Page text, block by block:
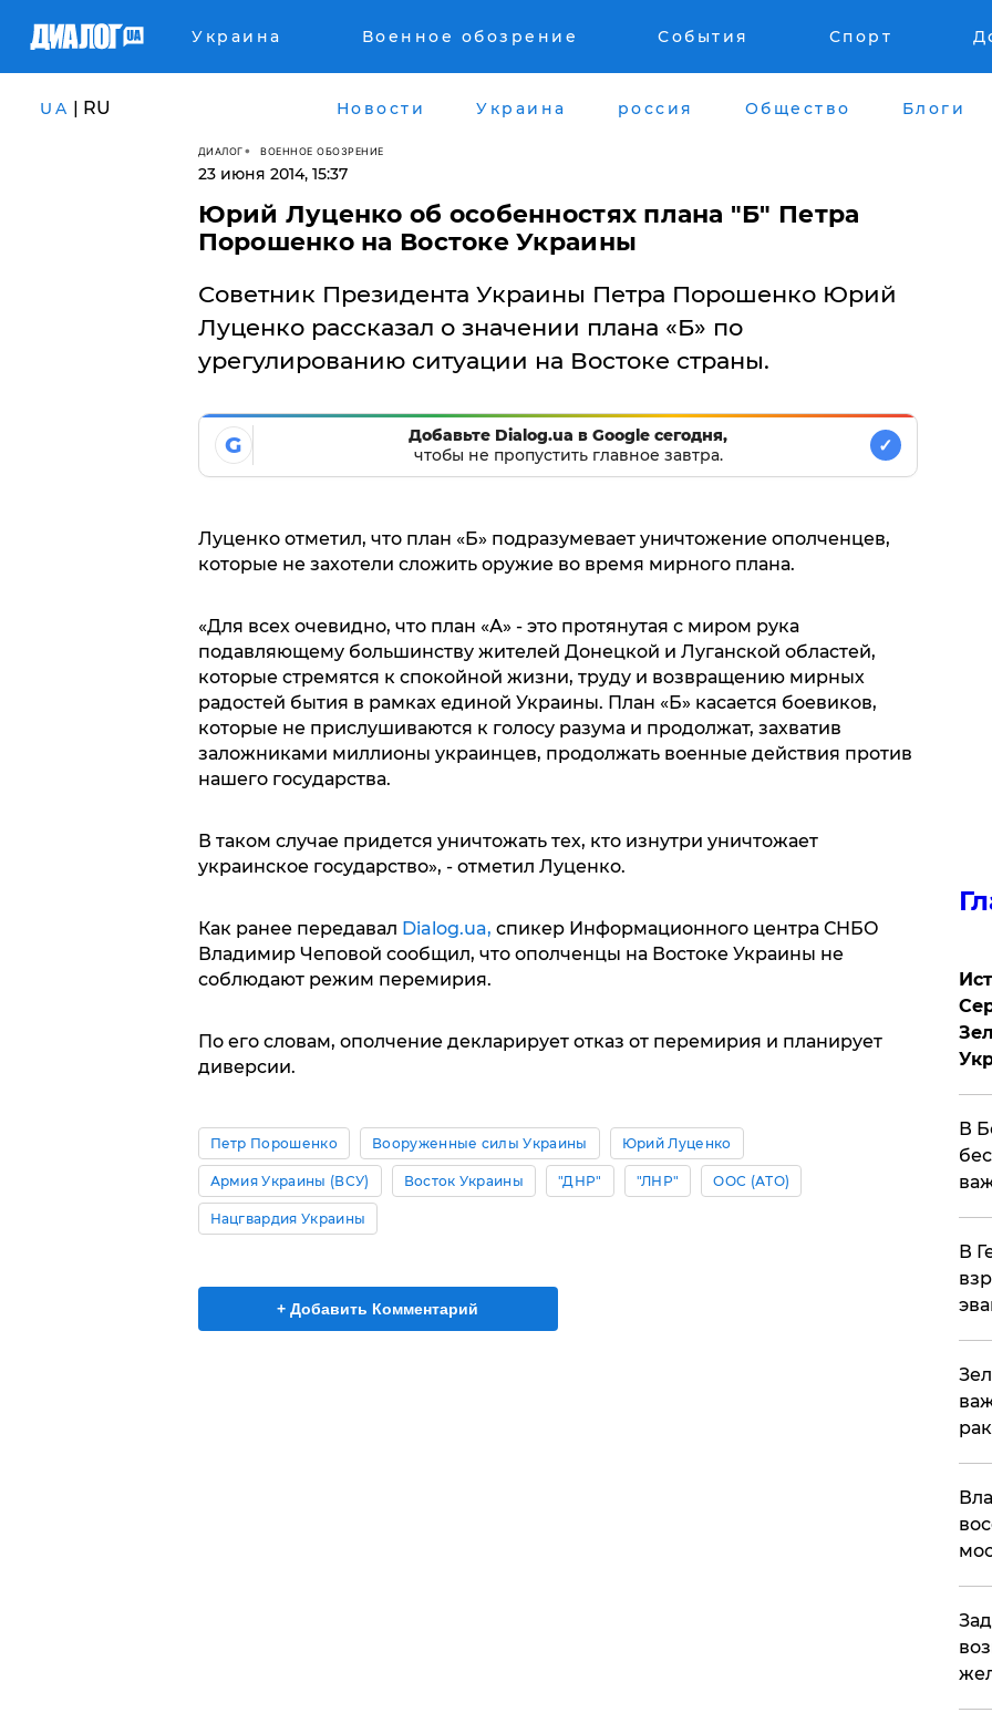
Украина Военное обозрение События Спорт
UA | RU Новости Украина россия Общество Блоги
ДИАЛОГ ВОЕННОЕ ОБОЗРЕНИЕ
23 июня 2014, 15:37
Юрий Луценко об особенностях плана "Б" Петра
Порошенко на Востоке Украины
Советник Президента Украины Петра Порошенко Юрий
Луценко рассказал о значении плана «Б» по
урегулированию ситуации на Востоке страны.
G
Добавьте Dialog.ua в Google сегодня,
чтобы не пропустить главное завтра.
✓
Луценко отметил, что план «Б» подразумевает уничтожение ополченцев,
которые не захотели сложить оружие во время мирного плана.
«Для всех очевидно, что план «А» - это протянутая с миром рука
подавляющему большинству жителей Донецкой и Луганской областей,
которые стремятся к спокойной жизни, труду и возвращению мирных
радостей бытия в рамках единой Украины. План «Б» касается боевиков,
которые не прислушиваются к голосу разума и продолжат, захватив
заложниками миллионы украинцев, продолжать военные действия против
нашего государства.
В таком случае придется уничтожать тех, кто изнутри уничтожает
украинское государство», - отметил Луценко.
Как ранее передавал Dialog.ua, спикер Информационного центра СНБО
Владимир Чеповой сообщил, что ополченцы на Востоке Украины не
соблюдают режим перемирия.
По его словам, ополчение декларирует отказ от перемирия и планирует
диверсии.
Петр Порошенко Вооруженные силы Украины Юрий Луценко
Армия Украины (ВСУ) Восток Украины "ДНР" "ЛНР" ООС (АТО)
Нацгвардия Украины
+ Добавить Комментарий
В
В